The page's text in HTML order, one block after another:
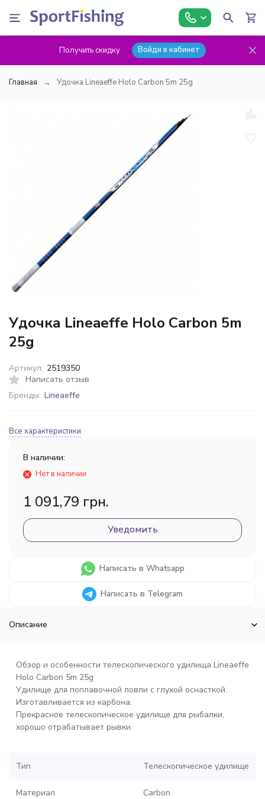
Получить скидку Войди в кабинет
Главная Удочка Lineaeffe Holo Carbon 5m 25g
Удочка Lineaeffe Holo Carbon 5m
25g
Написать отзыв
Бренды: Lineaeffe
Артикул: 2519350
Все характеристики
В наличии:
Нет в наличии
1 091,79 грн.
Уведомить
Написать в Whatsapp
Написать в Telegram
Описание
Обзор и особенности телескопического удилища Lineaeffe
Holo Carbon 5m 25g
Удилище для поплавочной ловли с глухой оснасткой.
Изготавливается из карбона.
Прекрасное телескопическое удилище для рыбалки,
хорошо отрабатывает рывки.
Тип Телескопическое удилище
Материал Carbon